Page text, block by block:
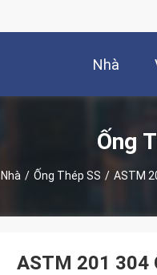
Nhà
Ống
Nhà / Ống Thép SS / ASTM
ASTM 201 304